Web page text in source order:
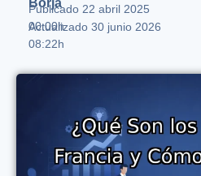
Publicado 22 abril 2025
00:00h
Actualizado 30 junio 2026
08:22h